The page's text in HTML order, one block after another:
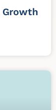
Growth